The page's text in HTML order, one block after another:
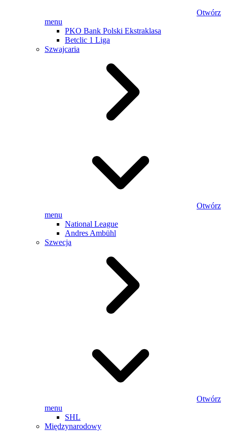
Otwórz
menu
PKO Bank Polski Ekstraklasa
Betclic 1 Liga
Szwajcaria
Otwórz
menu
National League
Andres Ambühl
Szwecja
Otwórz
menu
SHL
Międzynarodowy